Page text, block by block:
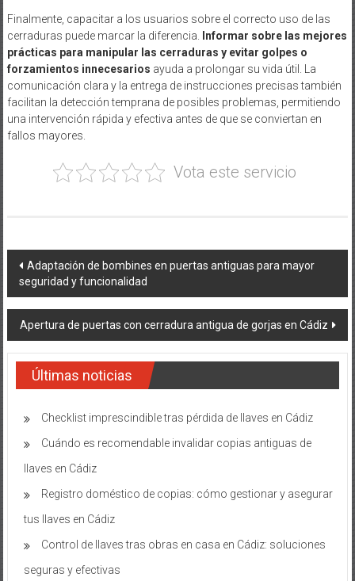
Finalmente, capacitar a los usuarios sobre el correcto uso de las
cerraduras puede marcar la diferencia. Informar sobre las mejores
prácticas para manipular las cerraduras y evitar golpes o
forzamientos innecesarios ayuda a prolongar su vida útil. La
comunicación clara y la entrega de instrucciones precisas también
facilitan la detección temprana de posibles problemas, permitiendo
una intervención rápida y efectiva antes de que se conviertan en
fallos mayores.
Vota este servicio
Navegación
de
entradas
Adaptación de bombines en puertas antiguas para mayor
seguridad y funcionalidad
Apertura de puertas con cerradura antigua de gorjas en Cádiz
Últimas noticias
Checklist imprescindible tras pérdida de llaves en Cádiz
Cuándo es recomendable invalidar copias antiguas de
llaves en Cádiz
Registro doméstico de copias: cómo gestionar y asegurar
tus llaves en Cádiz
Control de llaves tras obras en casa en Cádiz: soluciones
seguras y efectivas